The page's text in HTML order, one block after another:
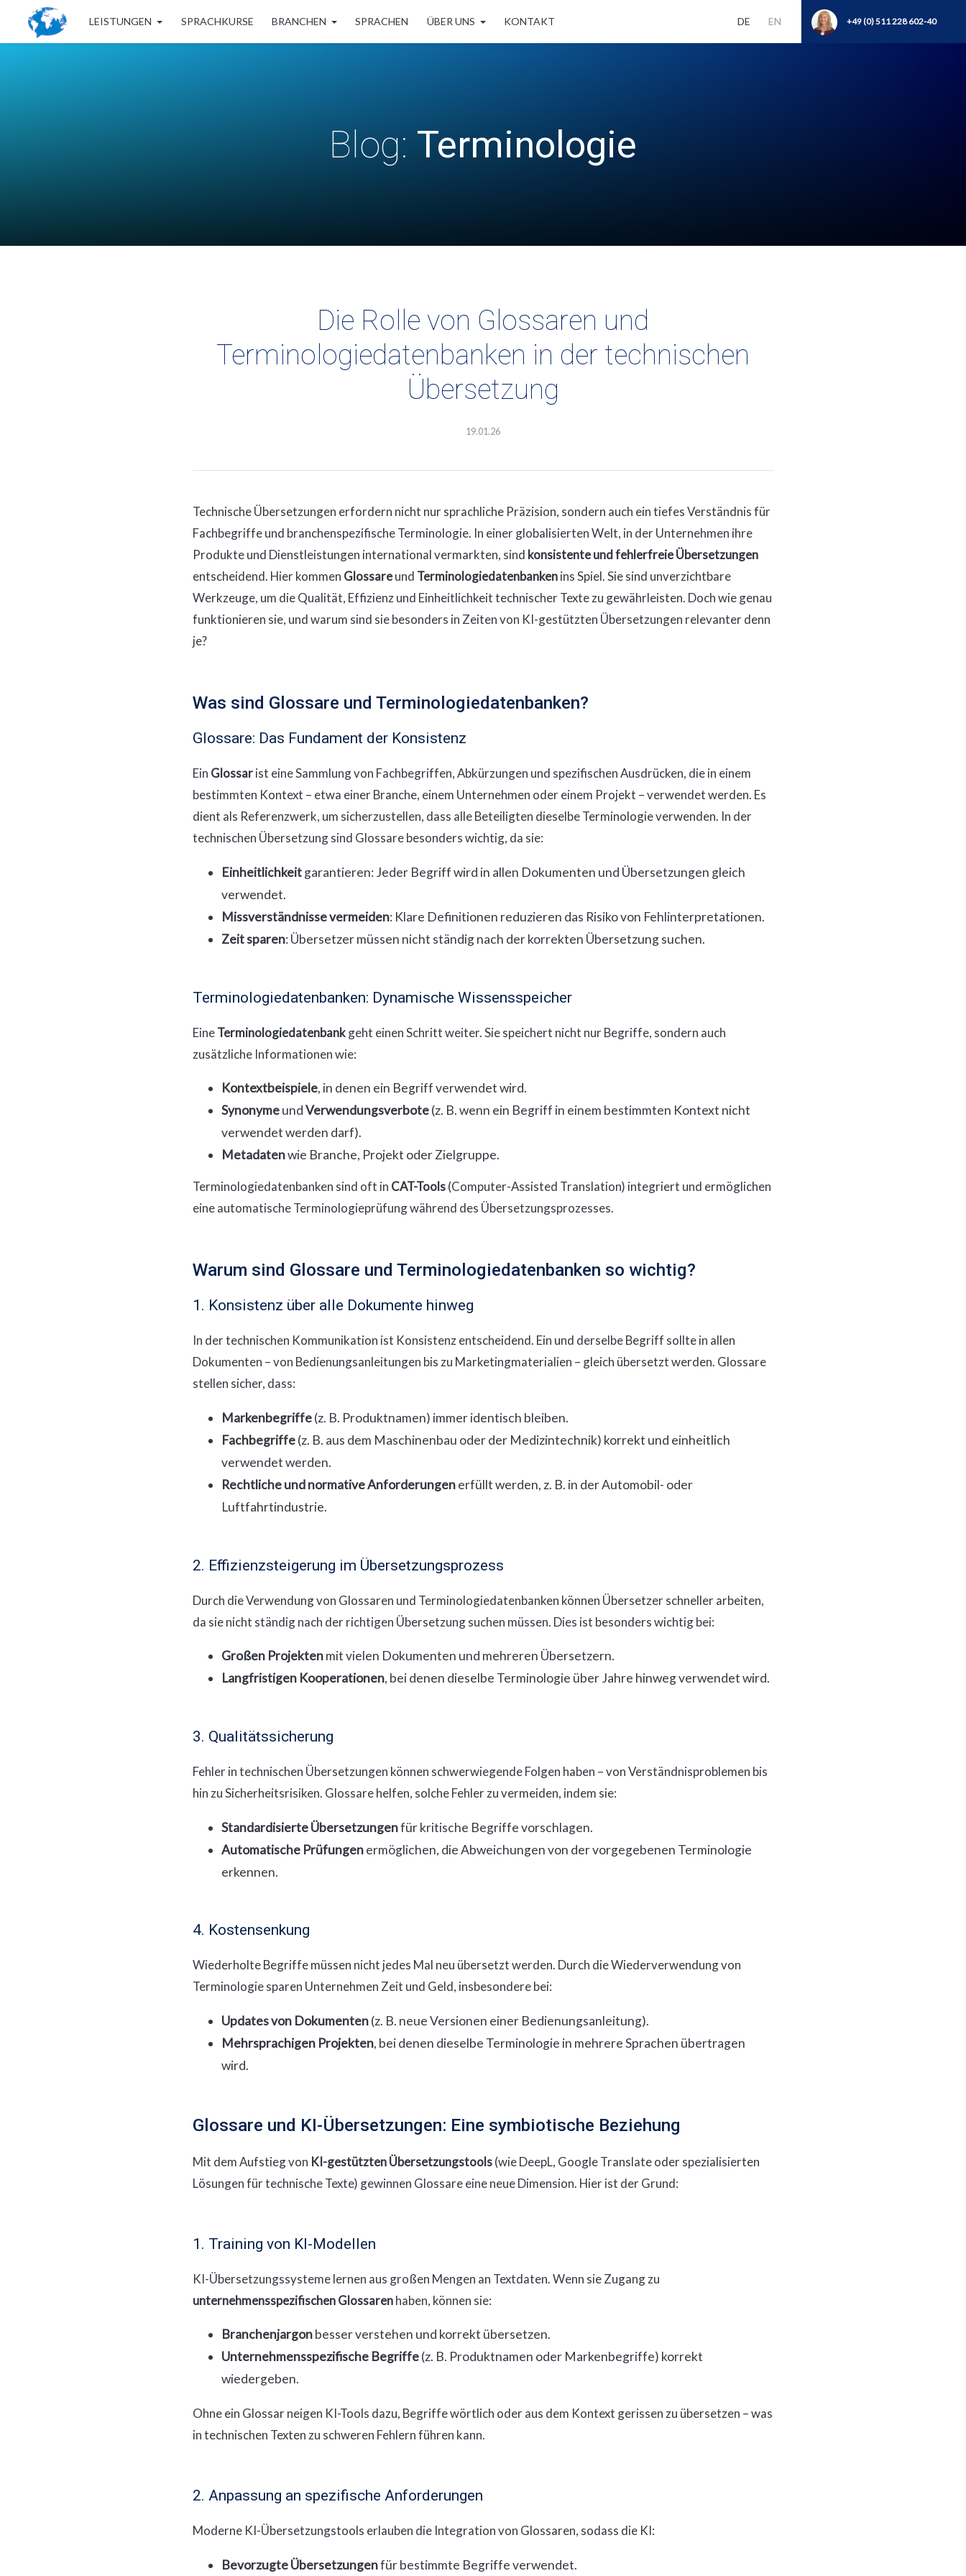
LEISTUNGEN SPRACHKURSE BRANCHEN SPRACHEN ÜBER UNS KONTAKT +49 (0) 511 228 602-40
DE EN
Blog: Terminologie
Die Rolle von Glossaren und
Terminologiedatenbanken in der technischen
Übersetzung
19.01.26
Technische Übersetzungen erfordern nicht nur sprachliche Präzision, sondern auch ein tiefes Verständnis für
Fachbegriffe und branchenspezifische Terminologie. In einer globalisierten Welt, in der Unternehmen ihre
Produkte und Dienstleistungen international vermarkten, sind konsistente und fehlerfreie Übersetzungen
entscheidend. Hier kommen Glossareund Terminologiedatenbankenins Spiel. Sie sind unverzichtbare
Werkzeuge, um die Qualität, Effizienz und Einheitlichkeit technischer Texte zu gewährleisten. Doch wie genau
funktionieren sie, und warum sind sie besonders in Zeiten von KI-gestützten Übersetzungen relevanter denn
je?
Was sind Glossare und Terminologiedatenbanken?
Glossare: Das Fundament der Konsistenz
Ein Glossarist eine Sammlung von Fachbegriffen, Abkürzungen und spezifischen Ausdrücken, die in einem
bestimmten Kontext – etwa einer Branche, einem Unternehmen oder einem Projekt – verwendet werden. Es
dient als Referenzwerk, um sicherzustellen, dass alle Beteiligten dieselbe Terminologie verwenden. In der
technischen Übersetzung sind Glossare besonders wichtig, da sie:
Einheitlichkeitgarantieren: Jeder Begriff wird in allen Dokumenten und Übersetzungen gleich
verwendet.
Missverständnisse vermeiden: Klare Definitionen reduzieren das Risiko von Fehlinterpretationen.
Zeit sparen: Übersetzer müssen nicht ständig nach der korrekten Übersetzung suchen.
Terminologiedatenbanken: Dynamische Wissensspeicher
EineTerminologiedatenbankgeht einen Schritt weiter. Sie speichert nicht nur Begriffe, sondern auch
zusätzliche Informationen wie:
Kontextbeispiele, in denen ein Begriff verwendet wird.
SynonymeundVerwendungsverbote(z. B. wenn ein Begriff in einem bestimmten Kontext nicht
verwendet werden darf).
Metadatenwie Branche, Projekt oder Zielgruppe.
Terminologiedatenbanken sind oft in CAT-Tools(Computer-Assisted Translation) integriert und ermöglichen
eine automatische Terminologieprüfung während des Übersetzungsprozesses.
Warum sind Glossare und Terminologiedatenbanken so wichtig?
1. Konsistenz über alle Dokumente hinweg
In der technischen Kommunikation ist Konsistenz entscheidend. Ein und derselbe Begriff sollte in allen
Dokumenten – von Bedienungsanleitungen bis zu Marketingmaterialien – gleich übersetzt werden. Glossare
stellen sicher, dass:
Markenbegriffe(z. B. Produktnamen) immer identisch bleiben.
Fachbegriffe(z. B. aus dem Maschinenbau oder der Medizintechnik) korrekt und einheitlich
verwendet werden.
Rechtliche und normative Anforderungenerfüllt werden, z. B. in der Automobil- oder
Luftfahrtindustrie.
2. Effizienzsteigerung im Übersetzungsprozess
Durch die Verwendung von Glossaren und Terminologiedatenbanken können Übersetzer schneller arbeiten,
da sie nicht ständig nach der richtigen Übersetzung suchen müssen. Dies ist besonders wichtig bei:
Großen Projektenmit vielen Dokumenten und mehreren Übersetzern.
Langfristigen Kooperationen, bei denen dieselbe Terminologie über Jahre hinweg verwendet wird.
3. Qualitätssicherung
Fehler in technischen Übersetzungen können schwerwiegende Folgen haben – von Verständnisproblemen bis
hin zu Sicherheitsrisiken. Glossare helfen, solche Fehler zu vermeiden, indem sie:
Standardisierte Übersetzungenfür kritische Begriffe vorschlagen.
Automatische Prüfungenermöglichen, die Abweichungen von der vorgegebenen Terminologie
erkennen.
4. Kostensenkung
Wiederholte Begriffe müssen nicht jedes Mal neu übersetzt werden. Durch die Wiederverwendung von
Terminologie sparen Unternehmen Zeit und Geld, insbesondere bei:
Updates von Dokumenten(z. B. neue Versionen einer Bedienungsanleitung).
Mehrsprachigen Projekten, bei denen dieselbe Terminologie in mehrere Sprachen übertragen
wird.
Glossare und KI-Übersetzungen: Eine symbiotische Beziehung
Mit dem Aufstieg von KI-gestützten Übersetzungstools(wie DeepL, Google Translate oder spezialisierten
Lösungen für technische Texte) gewinnen Glossare eine neue Dimension. Hier ist der Grund:
1. Training von KI-Modellen
KI-Übersetzungssysteme lernen aus großen Mengen an Textdaten. Wenn sie Zugang zu
unternehmensspezifischen Glossarenhaben, können sie:
Branchenjargonbesser verstehen und korrekt übersetzen.
Unternehmensspezifische Begriffe(z. B. Produktnamen oder Markenbegriffe) korrekt
wiedergeben.
Ohne ein Glossar neigen KI-Tools dazu, Begriffe wörtlich oder aus dem Kontext gerissen zu übersetzen – was
in technischen Texten zu schweren Fehlern führen kann.
2. Anpassung an spezifische Anforderungen
Moderne KI-Übersetzungstools erlauben die Integration von Glossaren, sodass die KI:
Bevorzugte Übersetzungenfür bestimmte Begriffe verwendet.